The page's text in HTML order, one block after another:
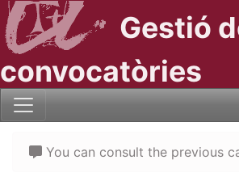
Gestió
convocatòries
You can consult the previous